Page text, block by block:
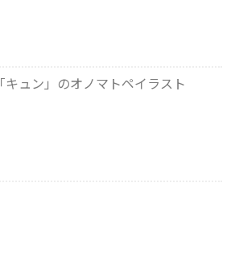
「キュン」のオノマトペイラスト